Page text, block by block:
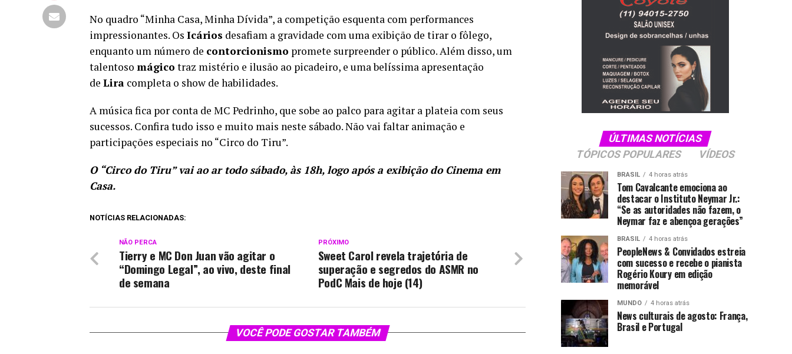
No quadro “Minha Casa, Minha Dívida”, a competição esquenta com performances
impressionantes. Os Icários desafiam a gravidade com uma exibição de tirar o fôlego,
enquanto um número de contorcionismo promete surpreender o público. Além disso, um
talentoso mágico traz mistério e ilusão ao picadeiro, e uma belíssima apresentação
de Lira completa o show de habilidades.
A música fica por conta de MC Pedrinho, que sobe ao palco para agitar a plateia com seus
sucessos. Confira tudo isso e muito mais neste sábado. Não vai faltar animação e
participações especiais no “Circo do Tiru”.
O “Circo do Tiru” vai ao ar todo sábado, às 18h, logo após a exibição do Cinema em
Casa.
NOTÍCIAS RELACIONADAS:
PRÓXIMO
Sweet Carol revela trajetória de
superação e segredos do ASMR no
PodC Mais de hoje (14)
NÃO PERCA
Tierry e MC Don Juan vão agitar o
“Domingo Legal”, ao vivo, deste final
de semana
VOCÊ PODE GOSTAR TAMBÉM
ÚLTIMAS NOTÍCIAS
TÓPICOS POPULARES
VÍDEOS
BRASIL 4 horas atrás
Tom Cavalcante emociona ao
destacar o Instituto Neymar Jr.:
“Se as autoridades não fazem, o
Neymar faz e abençoa gerações”
BRASIL 4 horas atrás
PeopleNews & Convidados estreia
com sucesso e recebe o pianista
Rogério Koury em edição
memorável
MUNDO 4 horas atrás
News culturais de agosto: França,
Brasil e Portugal